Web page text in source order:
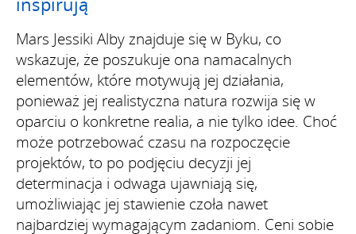
Mars Jessiki Alby znajduje się w Byku, co
wskazuje, że poszukuje ona namacalnych
elementów, które motywują jej działania,
ponieważ jej realistyczna natura rozwija się w
oparciu o konkretne realia, a nie tylko idee. Choć
może potrzebować czasu na rozpoczęcie
projektów, to po podjęciu decyzji jej
determinacja i odwaga ujawniają się,
umożliwiając jej stawienie czoła nawet
najbardziej wymagającym zadaniom. Ceni sobie